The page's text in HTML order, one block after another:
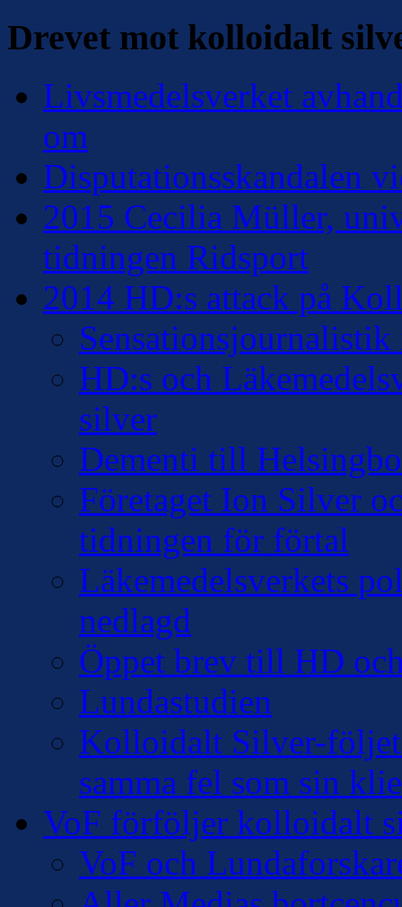
Drevet mot kolloidalt
Livsmedelsverket
om
Disputationsskandalen
2015 Cecilia Müller,
tidningen Ridsport
2014 HD:s attack på
HD:s och
silver
Dementi till
Företaget Ion Silver
tidningen för förtal
Läkemedelsverkets
nedlagd
Öppet brev till HD
Lundastudien
Kolloidalt Silver-
samma fel som sin
VoF förföljer kolloidalt
VoF och